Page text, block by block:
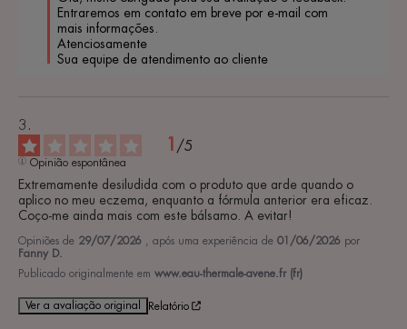
Entraremos em contato em breve por e-mail com
mais informações.
Atenciosamente
Sua equipe de atendimento ao cliente
1 /5
Opinião espontânea
Extremamente desiludida com o produto que arde quando o
aplico no meu eczema, enquanto a fórmula anterior era eficaz.
Coço-me ainda mais com este bálsamo. A evitar!
Opiniões de 29/07/2026 , após uma experiência de 01/06/2026 por
Fanny D.
Publicado originalmente em www.eau-thermale-avene.fr (fr)
Ver a avaliação original Relatório